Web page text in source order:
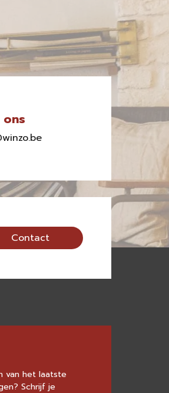
ons
Contact
van het laatste
Schrijf je